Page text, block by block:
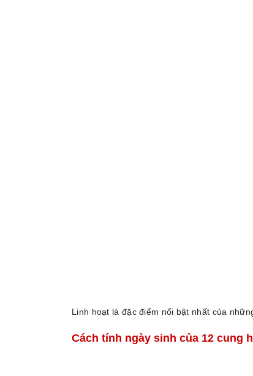
Linh hoạt là đặc điểm nổi bật nhất của
Cách tính ngày sinh của 12 cung